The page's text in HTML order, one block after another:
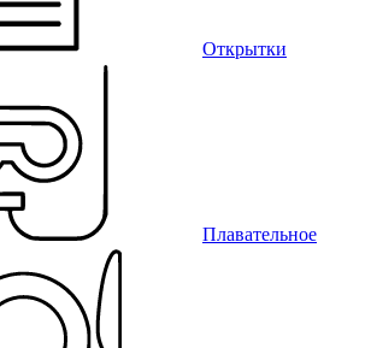
Открытки
Плавательное